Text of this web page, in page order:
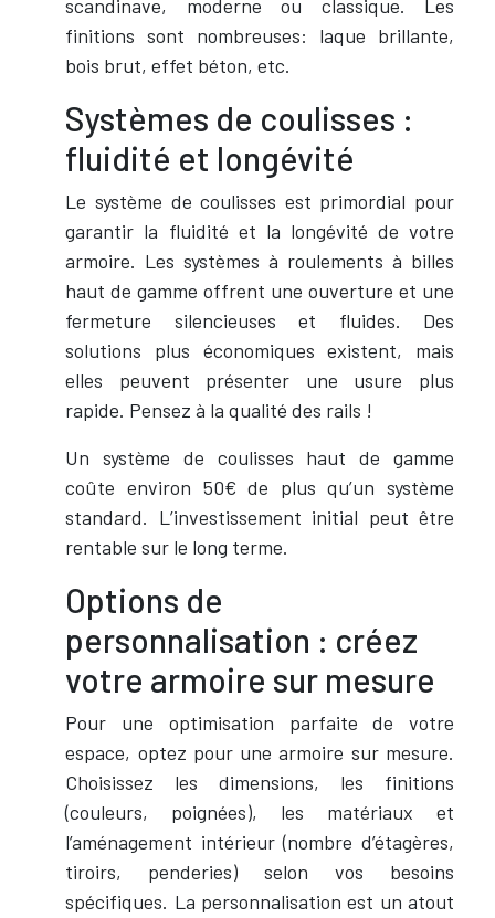
scandinave, moderne ou classique. Les
finitions sont nombreuses: laque brillante,
bois brut, effet béton, etc.
Systèmes de coulisses :
fluidité et longévité
Le système de coulisses est primordial pour
garantir la fluidité et la longévité de votre
armoire. Les systèmes à roulements à billes
haut de gamme offrent une ouverture et une
fermeture silencieuses et fluides. Des
solutions plus économiques existent, mais
elles peuvent présenter une usure plus
rapide. Pensez à la qualité des rails !
Un système de coulisses haut de gamme
coûte environ 50€ de plus qu’un système
standard. L’investissement initial peut être
rentable sur le long terme.
Options de
personnalisation : créez
votre armoire sur mesure
Pour une optimisation parfaite de votre
espace, optez pour une armoire sur mesure.
Choisissez les dimensions, les finitions
(couleurs, poignées), les matériaux et
l’aménagement intérieur (nombre d’étagères,
tiroirs, penderies) selon vos besoins
spécifiques. La personnalisation est un atout